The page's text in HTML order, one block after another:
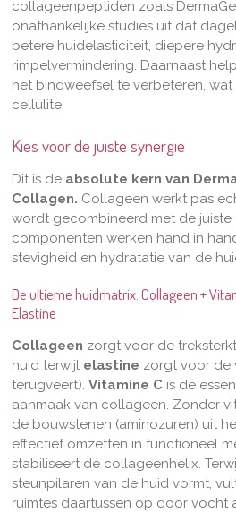
collageenpeptiden zoals
onafhankelijke studies uit dat
betere huidelasticiteit, diepere
rimpelvermindering. Daarnaast
het bindweefsel te verbeteren,
cellulite.
Kies voor de juiste synergie
Dit is de absolute kern van
Collagen. Collageen werkt pas
wordt gecombineerd met de
componenten werken hand in
stevigheid en hydratatie van de
De ultieme huidmatrix: Collageen +
Elastine
Collageen zorgt voor de
huid terwijl elastine zorgt voor de
terugveert). Vitamine Cis de
aanmaak van collageen. Zonder
de bouwstenen (aminozuren) uit
effectief omzetten in functioneel
stabiliseert de collageenhelix. T
steunpilaren van de huid vormt,
ruimtes daartussen op door vocht